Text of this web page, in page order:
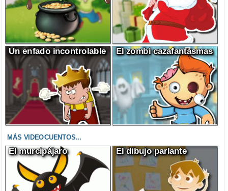
Un enfado incontrolable El zombi cazafantasmas
MÁS VIDEOCUENTOS...
El murcipájaro El dibujo parlante